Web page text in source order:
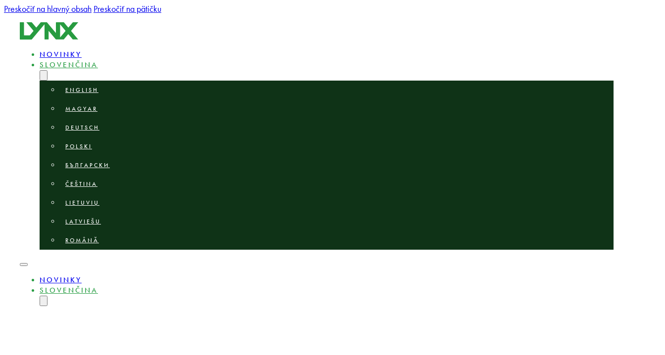
Preskočiť na hlavný obsah Preskočiť na pätičku
NOVINKY
SLOVENČINA
ENGLISH
MAGYAR
DEUTSCH
POLSKI
БЪЛГАРСКИ
ČEŠTINA
LIETUVIŲ
LATVIEŠU
ROMÂNĂ
NOVINKY
SLOVENČINA